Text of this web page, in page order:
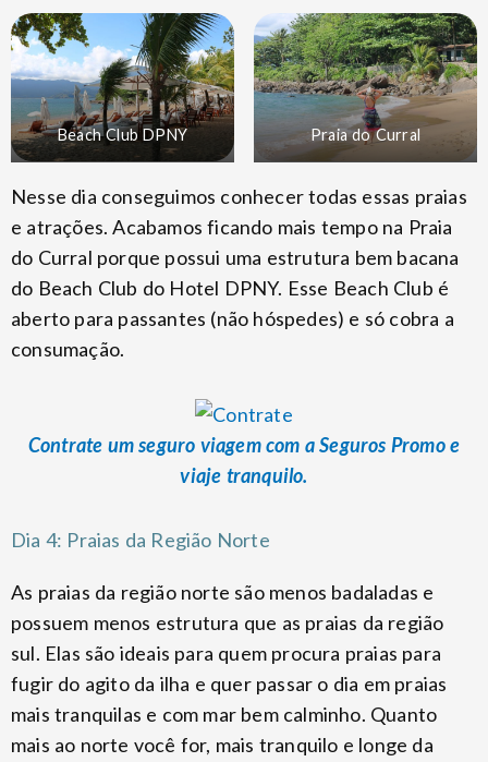
Beach Club DPNY Praia do Curral
Nesse dia conseguimos conhecer todas essas praias
e atrações. Acabamos ficando mais tempo na Praia
do Curral porque possui uma estrutura bem bacana
do Beach Club do Hotel DPNY. Esse Beach Club é
aberto para passantes (não hóspedes) e só cobra a
consumação.
Contrate um seguro viagem com a Seguros Promo e
viaje tranquilo.
Dia 4: Praias da Região Norte
As praias da região norte são menos badaladas e
possuem menos estrutura que as praias da região
sul. Elas são ideais para quem procura praias para
fugir do agito da ilha e quer passar o dia em praias
mais tranquilas e com mar bem calminho. Quanto
mais ao norte você for, mais tranquilo e longe da